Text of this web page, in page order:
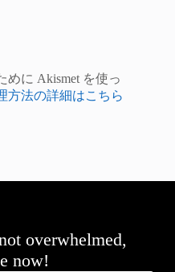
めに Akismet を使っ
方法の詳細はこちら
overwhelmed,
now!